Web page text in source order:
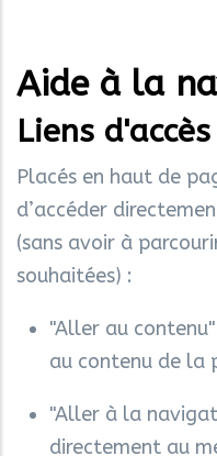
Aide à la
Liens
Placés en haut de
d’accéder
(sans avoir à
souhaitées) :
"Aller au
au contenu de la
"Aller à la
directement au